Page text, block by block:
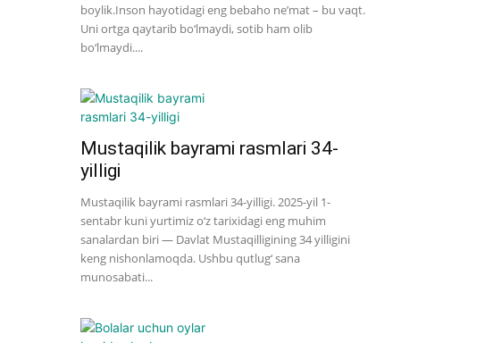
boylik.Inson hayotidagi eng bebaho ne’mat – bu vaqt.
Uni ortga qaytarib bo‘lmaydi, sotib ham olib
bo‘lmaydi....
Mustaqilik bayrami rasmlari 34-
yilligi
Mustaqilik bayrami rasmlari 34-yilligi. 2025-yil 1-
sentabr kuni yurtimiz o‘z tarixidagi eng muhim
sanalardan biri — Davlat Mustaqilligining 34 yilligini
keng nishonlamoqda. Ushbu qutlug‘ sana
munosabati...